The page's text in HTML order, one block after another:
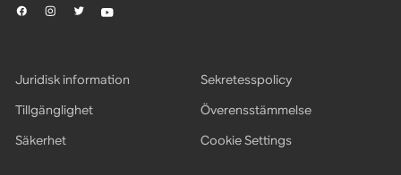
Juridisk information
Sekretesspolicy
Tillgänglighet
Överensstämmelse
Säkerhet
Cookie Settings